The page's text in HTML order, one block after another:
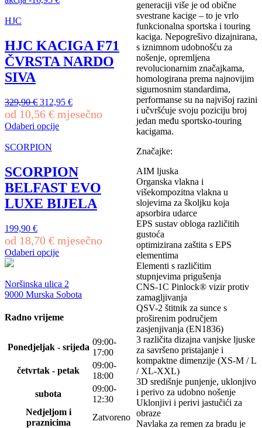
generaciji više je od obične
svestrane kacige – to je vrlo
funkcionalna sportska i touring
kaciga. Nepogrešivo dizajnirana,
s iznimnom udobnošću za
nošenje, opremljena
revolucionarnim značajkama,
homologirana prema najnovijim
sigurnosnim standardima,
performanse su na najvišoj razini
i učvršćuje svoju poziciju broj
jedan među sportsko-touring
kacigama.
Značajke:
AIM ljuska
Organska vlakna i
višekompozitna vlakna u
slojevima za školjku koja
apsorbira udarce
EPS sustav obloga različitih
gustoća
optimizirana zaštita s EPS
elementima
Elementi s različitim
stupnjevima prigušenja
CNS-1C Pinlock® vizir protiv
zamagljivanja
QSV-2 štitnik za sunce s
proširenim područjem
zasjenjivanja (EN1836)
3 različita dizajna vanjske ljuske
za savršeno pristajanje i
kompaktne dimenzije (XS-M / L
/ XL-XXL)
3D središnje punjenje, uklonjivo
i perivo za udobno nošenje
Uklonjivi i perivi jastučići za
obraze
Navlaka za remen za bradu je
HJC
HJC KACIGA F71
ČVRSTA NARDO
SIVA
329,90€ Izvorna
cijena
bila
je:
329,90 €.
312,95 €Trenutna
cijena
od 10,56 € mjesečno
Odaberi opcije
proizvod
više
varijanti.
Opcije
se
mogu
na
stranici
proizvoda
SCORPION
SCORPION
BELFAST EVO
LUXE BIJELA
199,90 €
od 18,70 € mjesečno
Odaberi opcije
Ovaj
ima
više
Opcije
odabrati
stranici
Noršinska ulica 2
9000 Murska Sobota
Radno vrijeme
Ponedjeljak - srijeda
09:00-
17:00
četvrtak - petak
09:00-
18:00
subota
09:00-
12:30
Nedjeljom i
praznicima
Zatvoreno